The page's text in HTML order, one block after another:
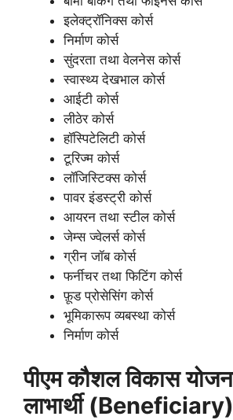
इलेक्ट्रॉनिक्स कोर्स
निर्माण कोर्स
सुंदरता तथा वेलनेस कोर्स
स्वास्थ्य देखभाल कोर्स
आईटी कोर्स
लीठेर कोर्स
हॉस्पिटेलिटी कोर्स
टूरिज्म कोर्स
लॉजिस्टिक्स कोर्स
पावर इंडस्ट्री कोर्स
आयरन तथा स्टील कोर्स
जेम्स ज्वेलर्स कोर्स
ग्रीन जॉब कोर्स
फर्नीचर तथा फिटिंग कोर्स
फ़ूड प्रोसेसिंग कोर्स
भूमिकारूप व्यबस्था कोर्स
निर्माण कोर्स
पीएम कौशल विकास
लाभार्थी (Beneficiary)